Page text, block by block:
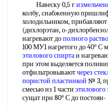
Навеску 0,5 г
колбу, снабженную
холодильником, прибавляют
(дихлорэтан, о-
нагревают дополного
100 МУ1 нагретого до 40° С
этилового спиртаи
при этом выделяется
отфильтровываютчерез
пористой пластинкой № 3,
смесью из 1 части этилового
сущат при 80° С до постоян-